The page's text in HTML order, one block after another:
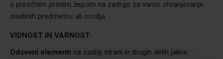
s priročnim prsnim žepom na zadrgo za varno shranjevanje
osebnih predmetov ali orodja.
VIDNOST IN VARNOST:
Odsevni elementi na zadnji strani in drugih delih jakne